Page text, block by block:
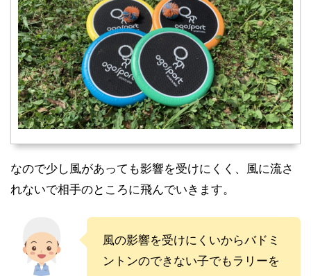
なので少し風があっても影響を受けにくく、風に流さ
れないで相手のところに飛んでいきます。
風の影響を受けにくいからバドミ
ントンのできない子でもラリーを